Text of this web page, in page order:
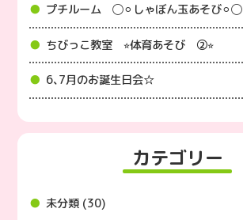
プチルーム ◯⚪︎しゃぼん玉あそび⚪︎◯
ちびっこ教室 ⭐︎体育あそび ②⭐︎
6､7月のお誕生日会☆
カテゴリー
未分類 (30)